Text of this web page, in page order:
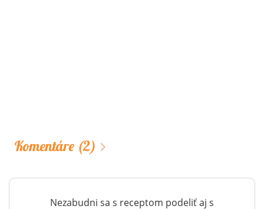
Komentáre (2)
Nezabudni sa s receptom podeliť aj s